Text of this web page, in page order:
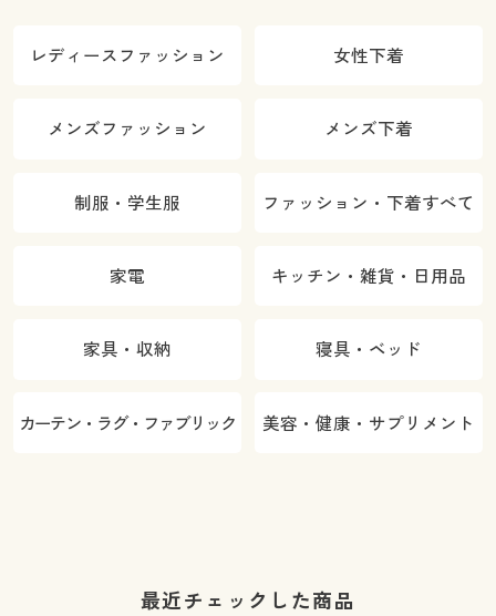
レディースファッション 女性下着
メンズファッション メンズ下着
制服・学生服 ファッション・下着すべて
家電 キッチン・雑貨・日用品
家具・収納 寝具・ベッド
カーテン・ラグ・ファブリック 美容・健康・サプリメント
最近チェックした商品